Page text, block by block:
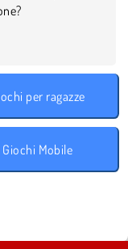
per ragazze
Giochi Mobile